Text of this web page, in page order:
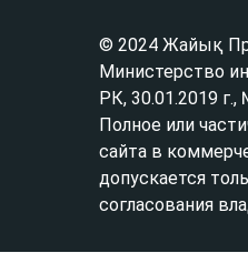
© 2024 Жайық
Министерство
РК, 30.01.2019
Полное или
сайта в
допускается
согласования